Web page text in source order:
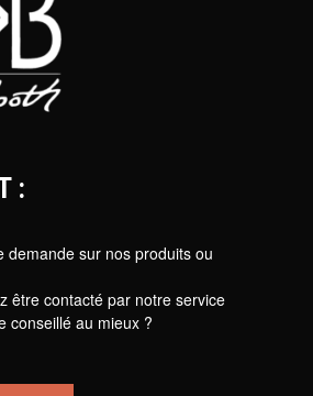
:
demande sur nos produits ou
être contacté par notre service
conseillé au mieux ?